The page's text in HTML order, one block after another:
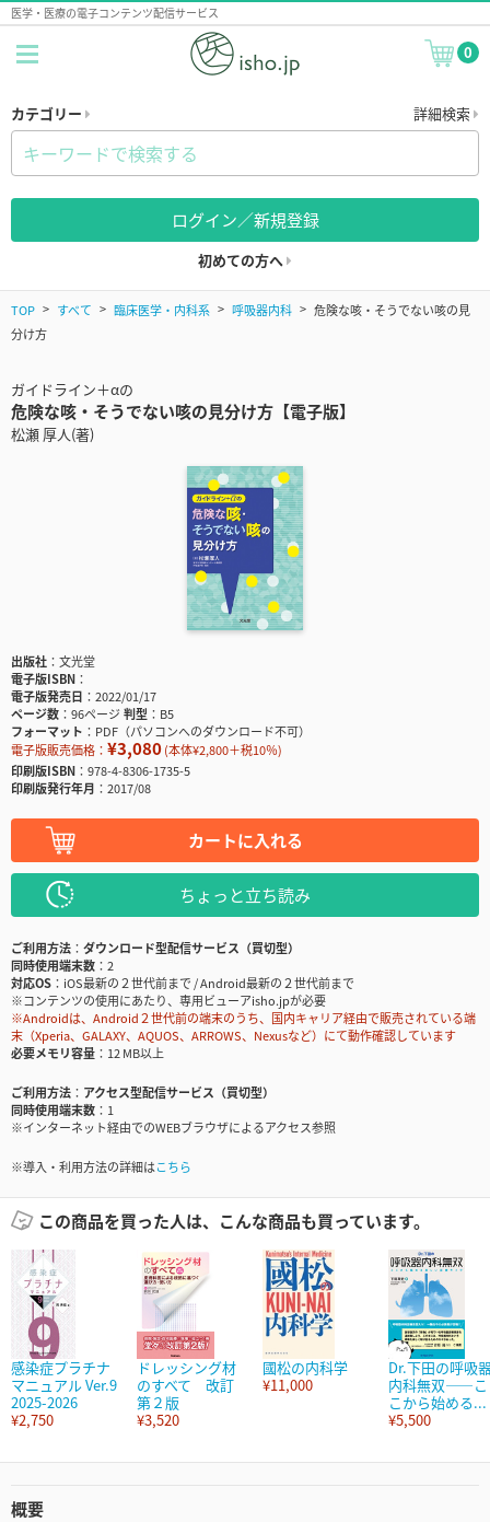
医学・医療の電子コンテンツ配信サービス
0
カテゴリー 詳細検索
ログイン／新規登録
初めての方へ
TOP すべて 臨床医学・内科系 呼吸器内科
危険な咳・そうでない咳の見
分け方
ガイドライン＋αの
危険な咳・そうでない咳の見分け方【電子版】
松瀬 厚人(著)
出版社
文光堂
電子版ISBN
電子版発売日
2022/01/17
ページ数
96ページ判型
B5
フォーマット
PDF（パソコンへのダウンロード不可）
電子版販売価格： ¥3,080(本体¥2,800＋税10％)
印刷版ISBN
978-4-8306-1735-5
印刷版発行年月
2017/08
カートに入れる
ちょっと立ち読み
ご利用方法
ダウンロード型配信サービス（買切型）
同時使用端末数
2
対応OS
iOS最新の２世代前まで / Android最新の２世代前まで
※コンテンツの使用にあたり、専用ビューアisho.jpが必要
※Androidは、Android２世代前の端末のうち、国内キャリア経由で販売されている端
末（Xperia、GALAXY、AQUOS、ARROWS、Nexusなど）にて動作確認しています
必要メモリ容量
12 MB以上
ご利用方法
アクセス型配信サービス（買切型）
同時使用端末数
1
※インターネット経由でのWEBブラウザによるアクセス参照
※導入・利用方法の詳細はこちら
この商品を買った人は、こんな商品も買っています。
感染症プラチナ
マニュアル Ver.9
2025-2026
¥2,750
ドレッシング材
のすべて 改訂
第２版
¥3,520
國松の内科学
¥11,000
Dr.下田の呼吸
内科無双――こ
こから始める...
¥5,500
概要